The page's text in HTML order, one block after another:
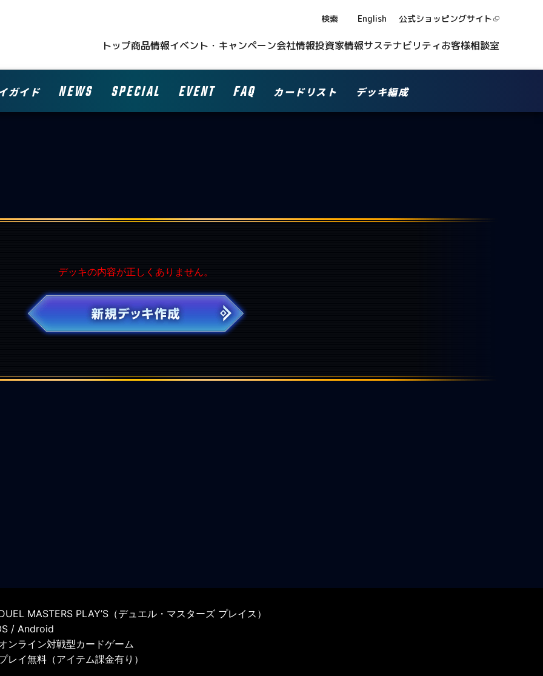
検索 English 公式ショッピングサイト
トップ商品情報イベント・キャンペーン会社情報投資家情報サステナビリティお客様相談室
ガイド NEWS SPECIAL EVENT FAQ カードリスト デッキ編成
デッキの内容が正しくありません。
MASTERS PLAY’S（デュエル・マスターズ プレイス）
/ Android
ンライン対戦型カードゲーム
レイ無料（アイテム課金有り）